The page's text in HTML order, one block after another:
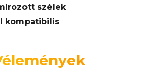
szélek
kompatibilis